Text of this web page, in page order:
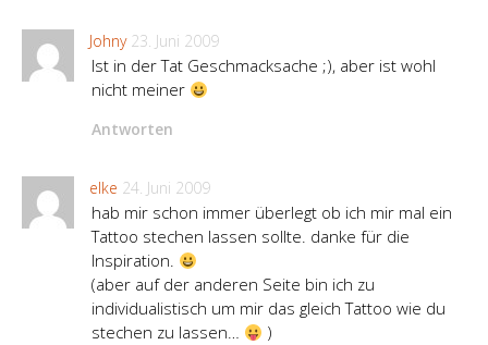
Johny 23. Juni 2009
Ist in der Tat Geschmacksache ;), aber ist wohl
nicht meiner
Antworten
elke 24. Juni 2009
hab mir schon immer überlegt ob ich mir mal ein
Tattoo stechen lassen sollte. danke für die
Inspiration.
(aber auf der anderen Seite bin ich zu
individualistisch um mir das gleich Tattoo wie du
stechen zu lassen…
)